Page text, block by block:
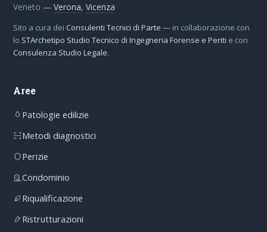
Veneto — Verona, Vicenza
Sito a cura dei Consulenti Tecnici di Parte — in collaborazione con
lo STArchetipo Studio Tecnico di Ingegneria Forense e Periti e con
Consulenza Studio Legale.
Aree
Patologie edilizie
Metodi diagnostici
Perizie
Condominio
Riqualificazione
Ristrutturazioni